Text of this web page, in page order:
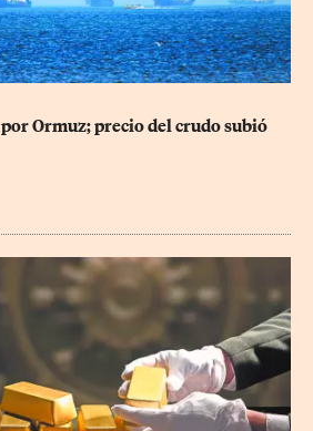
Ormuz; precio del crudo subió